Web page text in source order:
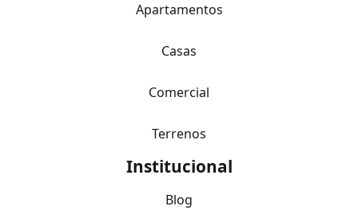
Apartamentos
Casas
Comercial
Terrenos
Institucional
Blog